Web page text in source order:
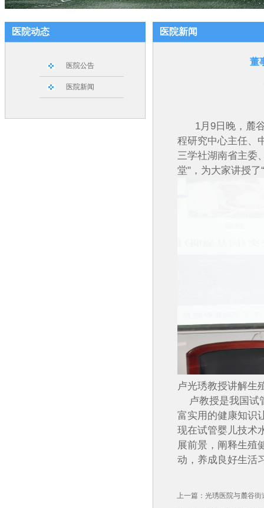
医院动态
医院公告
医院新闻
医院新闻
董
1月9日晚，麓谷
程研究中心主任、
三学社湖南省主委
堂"，为大家讲授了
卢光琇教授讲解生
卢教授是我国试
富实用的健康知识
现在试管婴儿技术
展前景，阐释生殖
动，养成良好生活
上一篇： 光琇医院与麓谷